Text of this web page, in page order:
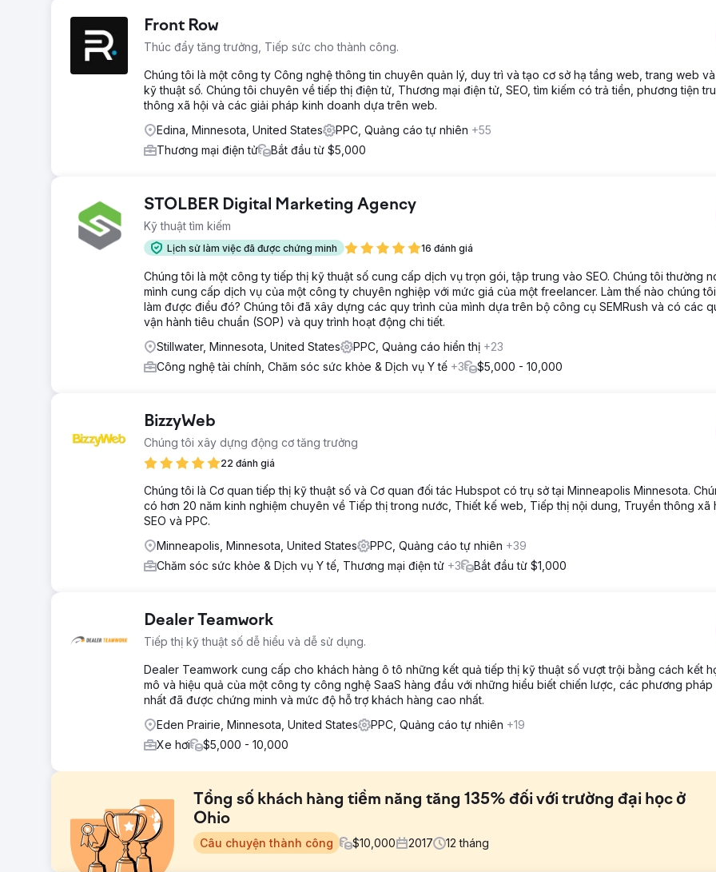
Front Row
Thúc đẩy tăng trưởng, Tiếp sức cho thành công.
Chúng tôi là một công ty Công nghệ thông tin chuyên quản lý, duy trì và tạo cơ sở hạ tầng web, trang web
kỹ thuật số. Chúng tôi chuyên về tiếp thị điện tử, Thương mại điện tử, SEO, tìm kiếm có trả tiền, phương tiện
thông xã hội và các giải pháp kinh doanh dựa trên web.
Edina, Minnesota, United States
PPC, Quảng cáo tự nhiên +55
Thương mại điện tử
Bắt đầu từ $5,000
STOLBER Digital Marketing Agency
Kỹ thuật tìm kiếm
Lịch sử làm việc đã được chứng minh 16 đánh giá
Chúng tôi là một công ty tiếp thị kỹ thuật số cung cấp dịch vụ trọn gói, tập trung vào SEO. Chúng tôi thường
mình cung cấp dịch vụ của một công ty chuyên nghiệp với mức giá của một freelancer. Làm thế nào chúng
làm được điều đó? Chúng tôi đã xây dựng các quy trình của mình dựa trên bộ công cụ SEMRush và có các
vận hành tiêu chuẩn (SOP) và quy trình hoạt động chi tiết.
Stillwater, Minnesota, United States
PPC, Quảng cáo hiển thị +23
Công nghệ tài chính, Chăm sóc sức khỏe & Dịch vụ Y tế +3 $5,000 - 10,000
BizzyWeb
Chúng tôi xây dựng động cơ tăng trưởng
22 đánh giá
Chúng tôi là Cơ quan tiếp thị kỹ thuật số và Cơ quan đối tác Hubspot có trụ sở tại Minneapolis Minnesota.
có hơn 20 năm kinh nghiệm chuyên về Tiếp thị trong nước, Thiết kế web, Tiếp thị nội dung, Truyền thông xã
SEO và PPC.
Minneapolis, Minnesota, United States
PPC, Quảng cáo tự nhiên +39
Chăm sóc sức khỏe & Dịch vụ Y tế, Thương mại điện tử +3 Bắt đầu từ $1,000
Dealer Teamwork
Tiếp thị kỹ thuật số dễ hiểu và dễ sử dụng.
Dealer Teamwork cung cấp cho khách hàng ô tô những kết quả tiếp thị kỹ thuật số vượt trội bằng cách kết
mô và hiệu quả của một công ty công nghệ SaaS hàng đầu với những hiểu biết chiến lược, các phương pháp
nhất đã được chứng minh và mức độ hỗ trợ khách hàng cao nhất.
Eden Prairie, Minnesota, United States
PPC, Quảng cáo tự nhiên +19
Xe hơi
$5,000 - 10,000
Tổng số khách hàng tiềm năng tăng 135% đối với trường đại học ở
Ohio
Câu chuyện thành công $10,000 2017 12 tháng